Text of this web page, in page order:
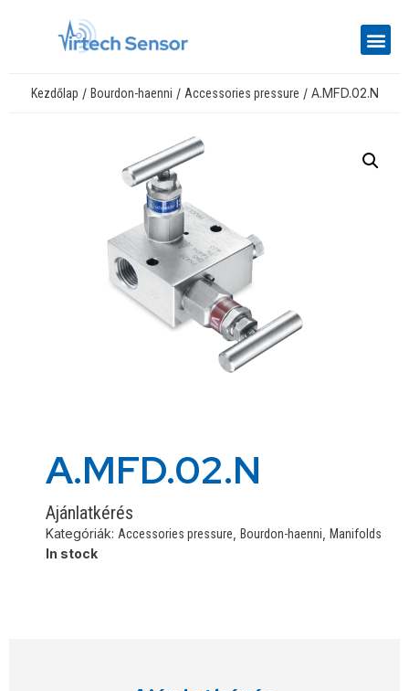
Kezdőlap / Bourdon-haenni / Accessories pressure / A.MFD.02.N
A.MFD.02.N
Ajánlatkérés
Kategóriák: Accessories pressure Bourdon-haenni Manifolds
In stock